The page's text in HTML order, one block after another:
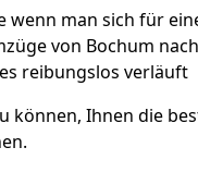
wenn man sich für
von Bochum
reibungslos verläuft
können, Ihnen die